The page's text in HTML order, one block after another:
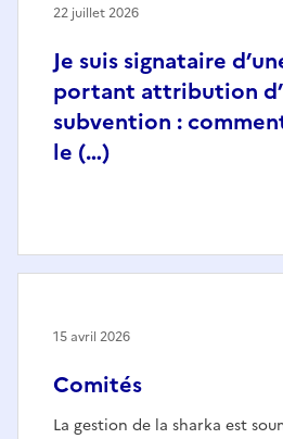
Je suis signataire
portant attribution
subvention :
le (…)
22 juillet 2026
Comités
La gestion de la sharka est
15 avril 2026